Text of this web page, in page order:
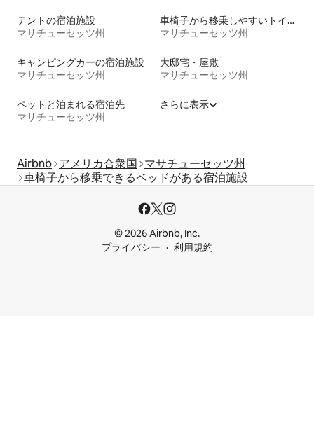
テントの宿泊施設
マサチューセッツ州
車椅子から移乗しやすいトイレ付きの宿泊施設
マサチューセッツ州
キャンピングカーの宿泊施設
マサチューセッツ州
大邸宅・屋敷
マサチューセッツ州
ペットと泊まれる宿泊先
マサチューセッツ州
さらに表示
Airbnb アメリカ合衆国 マサチューセッツ州
車椅子から移乗できるベッドがある宿泊施設
© 2026 Airbnb, Inc.
プライバシー
利用規約